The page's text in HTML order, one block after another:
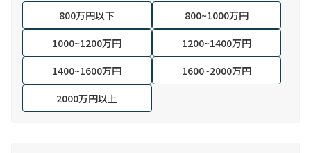
800万円以下
800~1000万円
1000~1200万円
1200~1400万円
1400~1600万円
1600~2000万円
2000万円以上